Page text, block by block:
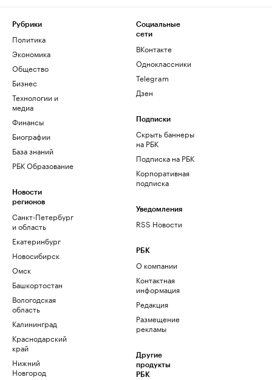
Рубрики
Политика
Экономика
Общество
Бизнес
Технологии и
медиа
Финансы
Биографии
База знаний
РБК Образование
Новости
регионов
Санкт-Петербург
и область
Екатеринбург
Новосибирск
Омск
Башкортостан
Вологодская
область
Калининград
Краснодарский
край
Нижний
Новгород
Социальные
сети
ВКонтакте
Одноклассники
Telegram
Дзен
Подписки
Скрыть баннеры
на РБК
Подписка на РБК
Корпоративная
подписка
Уведомления
RSS Новости
РБК
О компании
Контактная
информация
Редакция
Размещение
рекламы
Другие
продукты
РБК